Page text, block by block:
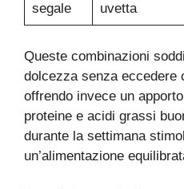
segale
uvetta
Queste combinazioni
dolcezza senza eccedere
offrendo invece un
proteine e acidi grassi
durante la settimana
un’alimentazione